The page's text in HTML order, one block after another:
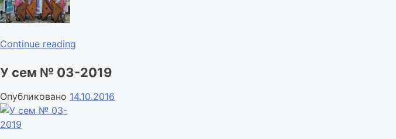
Continue reading
№
2019»
У сем № 03-2019
Опубликовано 14.10.2016